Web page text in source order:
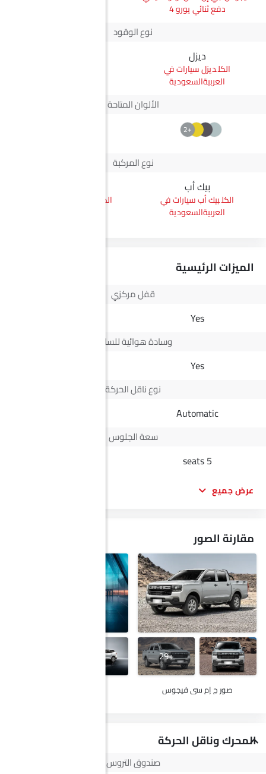
دفع ثنائي يورو 4
نوع الوقود
ديزل
ديزل سيارات في
العربيةالسعودية
الألوان المتاحة
+2
نوع المركبة
بيك أب
بيك أب سيارات في
العربيةالسعودية
الميزات الرئيسية
قفل مركزي
Yes
وسادة هوائية للسائق
Yes
نوع ناقل الحركة
Automatic
سعة الجلوس
5 seats
عرض جميع
مقارنة الصور
+29
صور ج إم سي فيجوس
المحرك وناقل الحركة
صندوق التروس